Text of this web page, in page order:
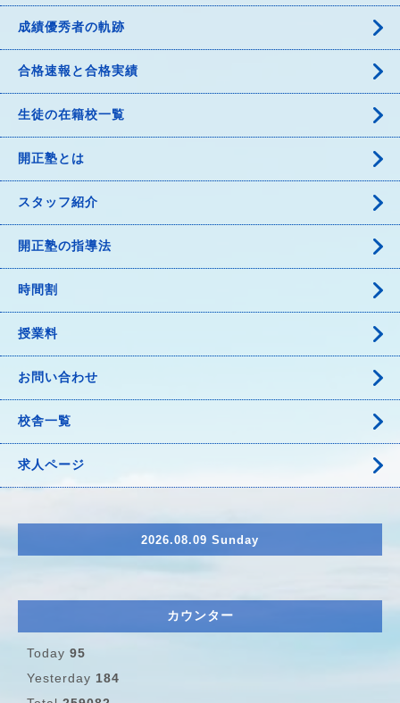
成績優秀者の軌跡
合格速報と合格実績
生徒の在籍校一覧
開正塾とは
スタッフ紹介
開正塾の指導法
時間割
授業料
お問い合わせ
校舎一覧
求人ページ
2026.08.09 Sunday
カウンター
Today 95
Yesterday 184